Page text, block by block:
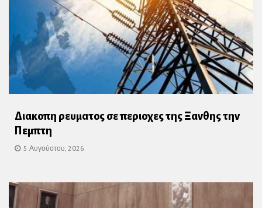
Διακοπη ρευματος σε περιοχες της Ξανθης την
Πεμπτη
5 Αυγούστου, 2026